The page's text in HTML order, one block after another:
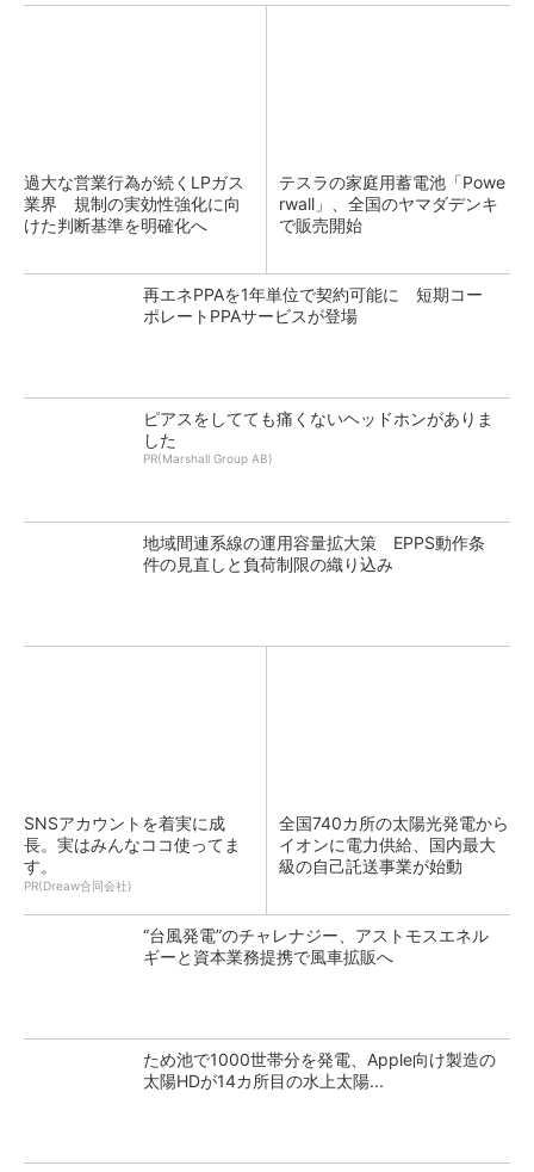
過大な営業行為が続くLPガス
業界 規制の実効性強化に向
けた判断基準を明確化へ
テスラの家庭用蓄電池「Powe
rwall」、全国のヤマダデンキ
で販売開始
再エネPPAを1年単位で契約可能に 短期コー
ポレートPPAサービスが登場
ピアスをしてても痛くないヘッドホンがありま
した
PR(Marshall Group AB)
地域間連系線の運用容量拡大策 EPPS動作条
件の見直しと負荷制限の織り込み
SNSアカウントを着実に成
長。実はみんなココ使ってま
す。
PR(Dreaw合同会社)
全国740カ所の太陽光発電から
イオンに電力供給、国内最大
級の自己託送事業が始動
“台風発電”のチャレナジー、アストモスエネル
ギーと資本業務提携で風車拡販へ
ため池で1000世帯分を発電、Apple向け製造の
太陽HDが14カ所目の水上太陽...